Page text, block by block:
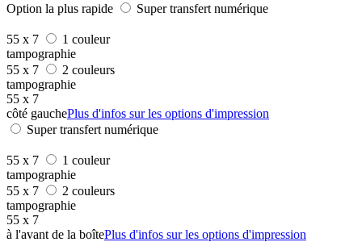
Option la plus rapide
Super transfert numérique
55 x 7
1 couleur
tampographie
55 x 7
2 couleurs
tampographie
55 x 7
côté gauchePlus d'infos sur les options d'impression
Super transfert numérique
55 x 7
1 couleur
tampographie
55 x 7
2 couleurs
tampographie
55 x 7
à l'avant de la boîtePlus d'infos sur les options d'impression